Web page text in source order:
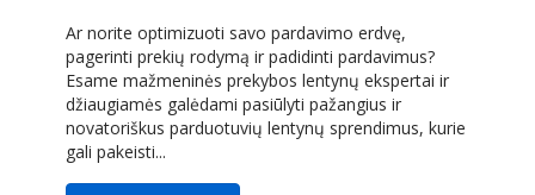
Ar norite optimizuoti savo pardavimo erdvę,
pagerinti prekių rodymą ir padidinti pardavimus?
Esame mažmeninės prekybos lentynų ekspertai ir
džiaugiamės galėdami pasiūlyti pažangius ir
novatoriškus parduotuvių lentynų sprendimus, kurie
gali pakeisti...